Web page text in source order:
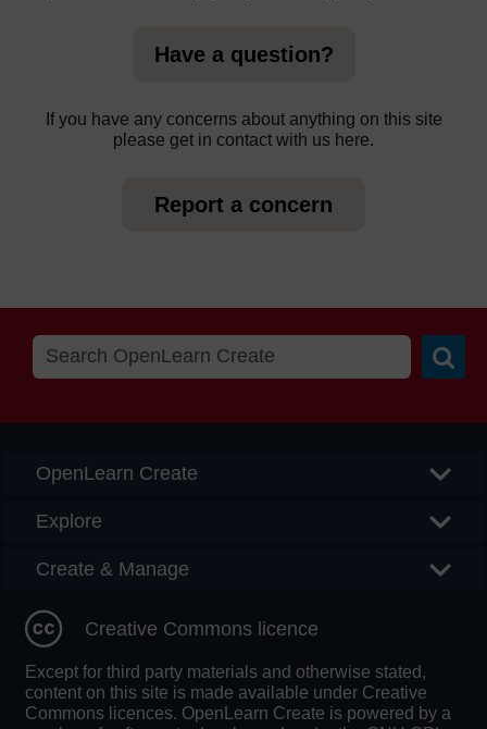
Have a question?
If you have any concerns about anything on this site
please get in contact with us here.
Report a concern
OpenLearn Create
Explore
Create & Manage
Creative Commons licence
Except for third party materials and otherwise stated,
content on this site is made available under Creative
Commons licences. OpenLearn Create is powered by a